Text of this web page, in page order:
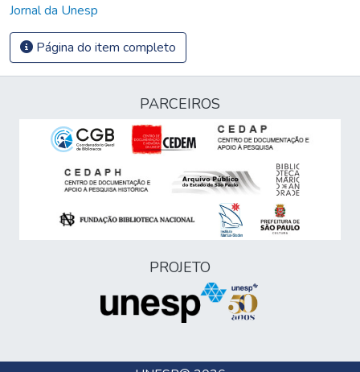
Jornal da Unesp
Página do item completo
PARCEIROS
PROJETO